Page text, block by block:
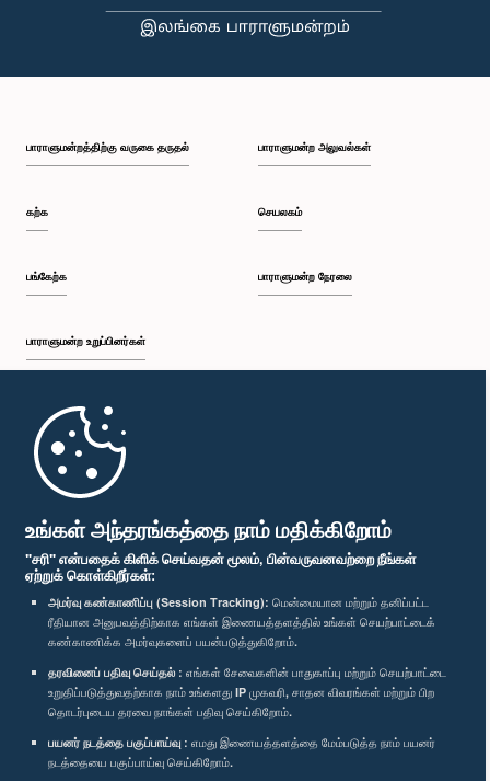
உங்கள் அந்தரங்கத்தை நாம் மதிக்கிறோம்
"சரி" என்பதைக் கிளிக் செய்வதன் மூலம், பின்வருவனவற்றை நீங்கள்
ஏற்றுக் கொள்கிறீர்கள்:
அமர்வு கண்காணிப்பு (Session Tracking): மென்மையான மற்றும் தனிப்பட்ட
ரீதியான அனுபவத்திற்காக எங்கள் இணையத்தளத்தில் உங்கள் செயற்பாட்டைக்
கண்காணிக்க அமர்வுகளைப் பயன்படுத்துகிறோம்.
தரவினைப் பதிவு செய்தல் : எங்கள் சேவைகளின் பாதுகாப்பு மற்றும் செயற்பாட்டை
உறுதிப்படுத்துவதற்காக நாம் உங்களது IP முகவரி, சாதன விவரங்கள் மற்றும் பிற
தொடர்புடைய தரவை நாங்கள் பதிவு செய்கிறோம்.
பயனர் நடத்தை பகுப்பாய்வு : எமது இணையத்தளத்தை மேம்படுத்த நாம் பயனர்
நடத்தையை பகுப்பாய்வு செய்கிறோம்.
பாராளுமன்றத்திற்கு வருகை தருதல்
கற்க
பங்கேற்க
பாராளுமன்ற உறுப்பினர்கள்
முதற்பக்கம்
பாராளுமன்ற அலுவல்கள்
செயலகம்
பாராளுமன்ற நேரலை
பாராளுமன்ற கையடக்க செயலி
எம்மை பின்தொடர்க :
விருதுகள்
தனியுரிமைக் கொள்கை